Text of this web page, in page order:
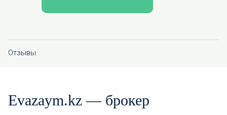
Отзывы
Evazaym.kz — брокер